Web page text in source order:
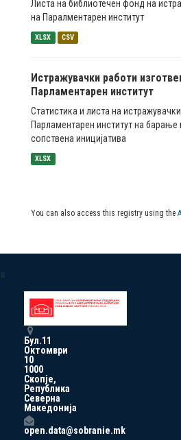
Листа на библиотечен фонд на
на Паралментарен институт
XLSX CSV
Истражувачки работи
Парламентарен институт
Статистика и листа на
Парламентарен институт на барање
сопствена иницијатива
XLSX
You can also access this registry using the
a
Бул.11
Октомври
10
1000
Скопје,
Република
Северна
Македонија
open.data@sobranie.mk